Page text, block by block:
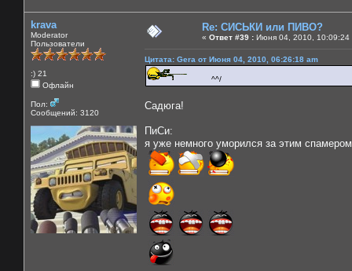
krava
Moderator
Пользователи
:) 21
Офлайн
Пол:
Сообщений: 3120
Re: СИСЬКИ или ПИВО?
« Ответ #39 : Июня 04, 2010, 10:09:24
Цитата: Gera от Июня 04, 2010, 06:26:18 am
^^/
Садюга!
ПиСи:
я уже немного уморился за этим спамером